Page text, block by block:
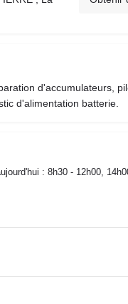
d'accumulateurs,
d'alimentation batterie.
: 8h30 - 12h00,